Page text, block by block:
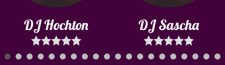
DJ Hochton DJ Sascha